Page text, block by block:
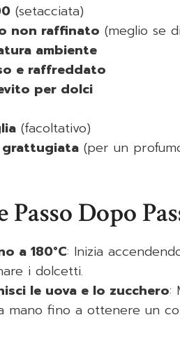
(setacciata)
non raffinato (meglio se
ambiente
e raffreddato
per dolci
(facoltativo)
grattugiata (per un
Dopo
a 180°C: Inizia
i dolcetti.
le uova e lo zucchero:
mano fino a ottenere un